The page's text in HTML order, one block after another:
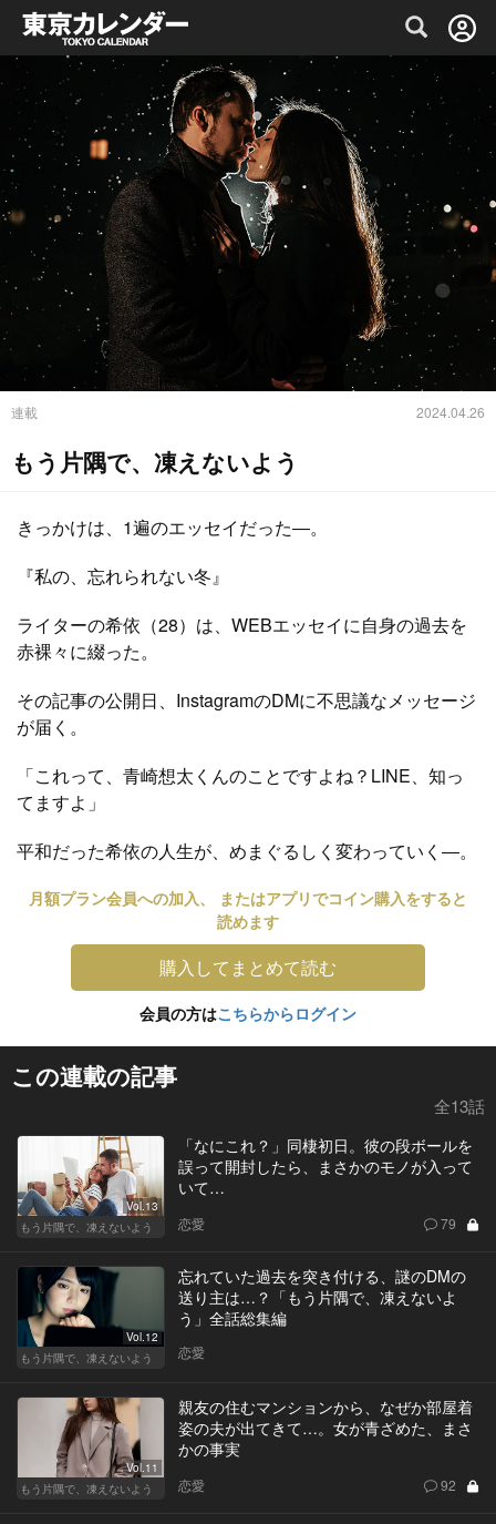
グルメ情報・プレミアムレストラン予約
連載 2024.04.26
もう片隅で、凍えないよう
きっかけは、1遍のエッセイだった―。
『私の、忘れられない冬』
ライターの希依（28）は、WEBエッセイに自身の過去を
赤裸々に綴った。
その記事の公開日、InstagramのDMに不思議なメッセージ
が届く。
「これって、青崎想太くんのことですよね？LINE、知っ
てますよ」
平和だった希依の人生が、めまぐるしく変わっていく―。
月額プラン会員への加入、 またはアプリでコイン購入をすると
読めます
購入してまとめて読む
会員の方はこちらからログイン
この連載の記事
全13話
Vol.13
もう片隅で、凍えないよう
「なにこれ？」同棲初日。彼の段ボールを
誤って開封したら、まさかのモノが入って
いて…
恋愛 79
Vol.12
もう片隅で、凍えないよう
忘れていた過去を突き付ける、謎のDMの
送り主は…？「もう片隅で、凍えないよ
う」全話総集編
恋愛
Vol.11
もう片隅で、凍えないよう
親友の住むマンションから、なぜか部屋着
姿の夫が出てきて…。女が青ざめた、まさ
かの事実
恋愛 92